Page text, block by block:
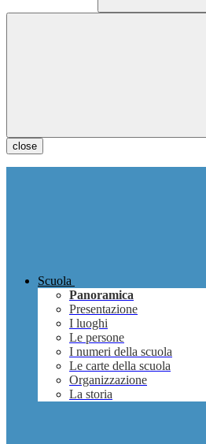
close
Scuola
Panoramica
Presentazione
I luoghi
Le persone
I numeri della scuola
Le carte della scuola
Organizzazione
La storia